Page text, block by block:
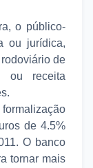
o público-
ou jurídica,
de
ou receita
de 4.5%
O banco
tornar mais